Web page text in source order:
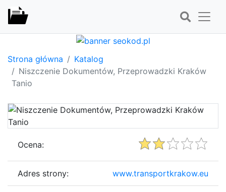
Strona główna
Katalog
Niszczenie Dokumentów, Przeprowadzki Kraków
Tanio
Ocena:
Adres strony: www.transportkrakow.eu